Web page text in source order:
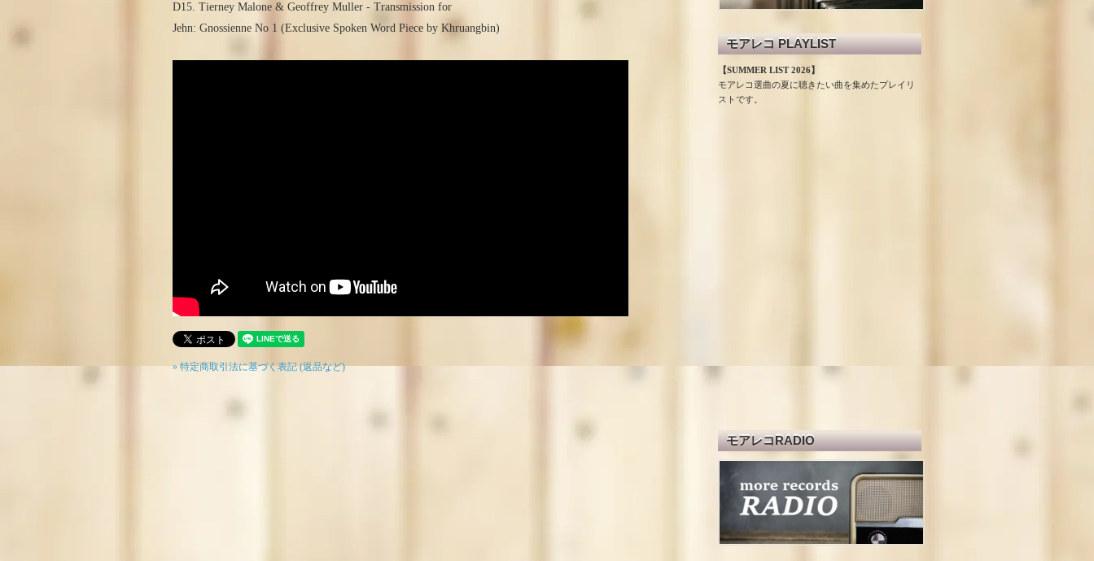
D15. Tierney Malone & Geoffrey Muller - Transmission for
Jehn: Gnossienne No 1 (Exclusive Spoken Word Piece by Khruangbin)
» 特定商取引法に基づく表記 (返品など)
モアレコ PLAYLIST
【SUMMER LIST 2026】
モアレコ選曲の夏に聴きたい曲を集めたプレイリ
ストです。
モアレコRADIO